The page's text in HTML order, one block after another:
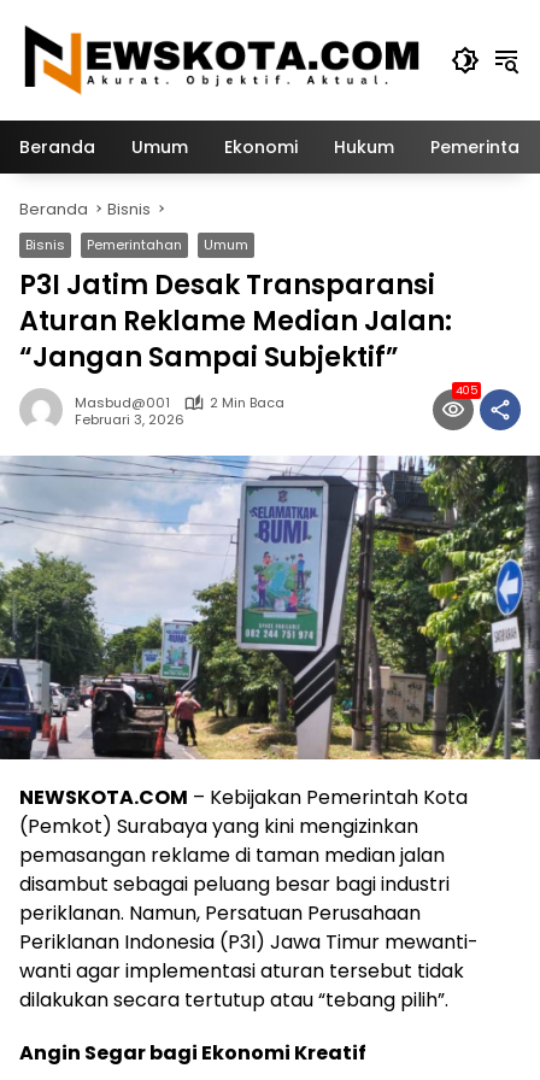
konten
Beranda Umum Ekonomi Hukum
Beranda Bisnis
Bisnis Pemerintahan Umum
P3I Jatim Desak Transparansi
Aturan Reklame Median Jalan:
“Jangan Sampai Subjektif”
Masbud@001
2 Min Baca
Februari 3, 2026
405
NEWSKOTA.COM – Kebijakan Pemerintah Kota
(Pemkot) Surabaya yang kini mengizinkan
pemasangan reklame di taman median jalan
disambut sebagai peluang besar bagi industri
periklanan. Namun, Persatuan Perusahaan
Periklanan Indonesia (P3I) Jawa Timur mewanti-
wanti agar implementasi aturan tersebut tidak
dilakukan secara tertutup atau “tebang pilih”.
Angin Segar bagi Ekonomi Kreatif